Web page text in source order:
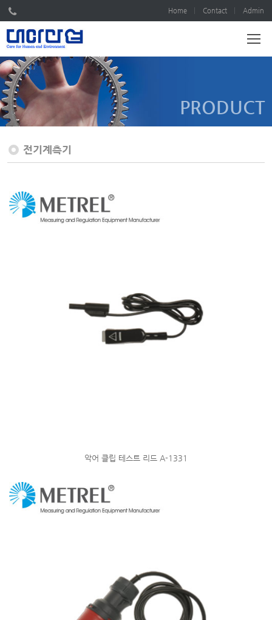
Home Contact Admin
PRODUCT
전기계측기
악어 클립 테스트 리드 A-1331